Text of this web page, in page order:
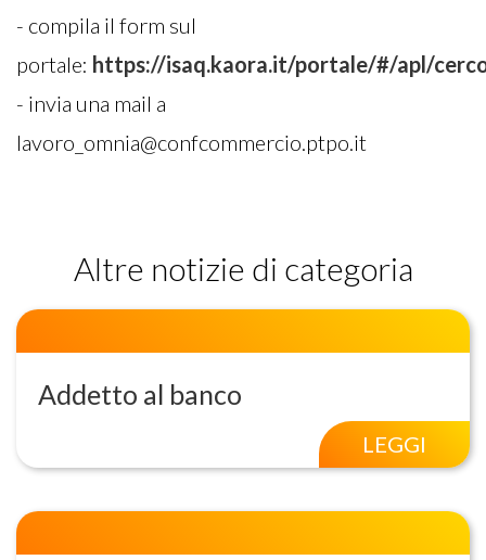
- compila il form sul
portale: https://isaq.kaora.it/portale/#/apl/
- invia una mail a
lavoro_omnia@confcommercio.ptpo.it
Altre notizie di categoria
Addetto al banco
LEGGI